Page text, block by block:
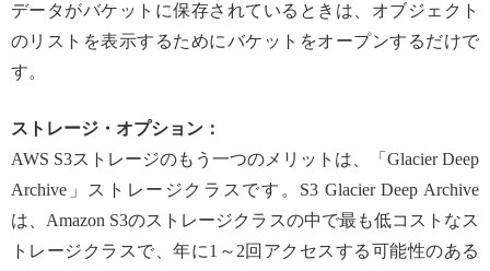
データがバケットに保存されているときは、オブジェクト
のリストを表示するためにバケットをオープンするだけで
す。
ストレージ・オプション：
AWS S3ストレージのもう一つのメリットは、「Glacier Deep
Archive」ストレージクラスです。S3 Glacier Deep Archive
は、Amazon S3のストレージクラスの中で最も低コストなス
トレージクラスで、年に1～2回アクセスする可能性のある